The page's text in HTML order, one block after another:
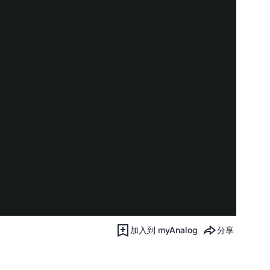
加入到 myAnalog 分享